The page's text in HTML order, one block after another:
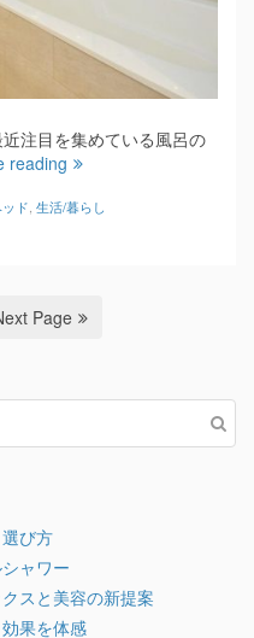
注目を集めている風呂の
reading
ド 生活/暮らし
Page
び方
ャワー
スと美容の新提案
果を体感